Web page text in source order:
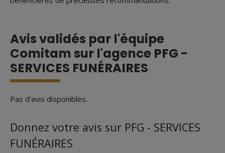
Avis validés par l'équipe
Comitam sur l'agence PFG -
SERVICES FUNÉRAIRES
Pas d'avis disponibles.
Donnez votre avis sur PFG - SERVICES
FUNÉRAIRES